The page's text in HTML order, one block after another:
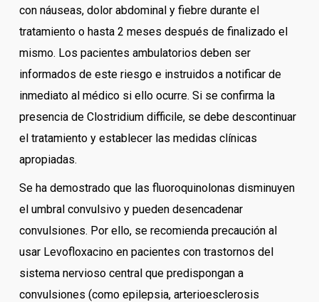
con náuseas, dolor abdominal y fiebre durante el
tratamiento o hasta 2 meses después de finalizado el
mismo. Los pacientes ambulatorios deben ser
informados de este riesgo e instruidos a notificar de
inmediato al médico si ello ocurre. Si se confirma la
presencia de Clostridium difficile, se debe descontinuar
el tratamiento y establecer las medidas clínicas
apropiadas.
Se ha demostrado que las fluoroquinolonas disminuyen
el umbral convulsivo y pueden desencadenar
convulsiones. Por ello, se recomienda precaución al
usar Levofloxacino en pacientes con trastornos del
sistema nervioso central que predispongan a
convulsiones (como epilepsia, arterioesclerosis